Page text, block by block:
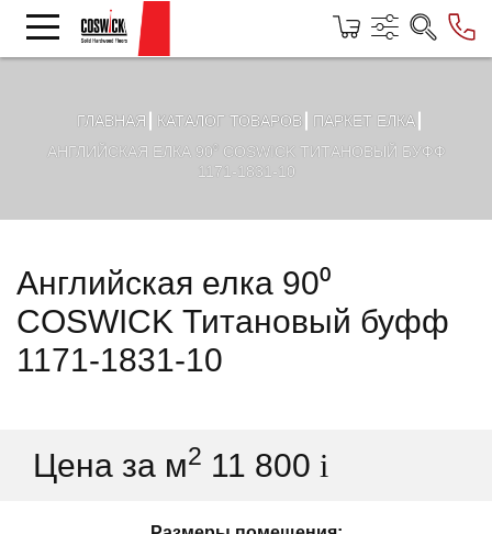
ГЛАВНАЯ КАТАЛОГ ТОВАРОВ
ПАРКЕТ ЕЛКА
АНГЛИЙСКАЯ ЕЛКА 90⁰ COSWICK ТИТАНОВЫЙ БУФФ
1171-1831-10
Английская елка 90⁰
COSWICK Титановый буфф
1171-1831-10
Цена за м2 11 800 i